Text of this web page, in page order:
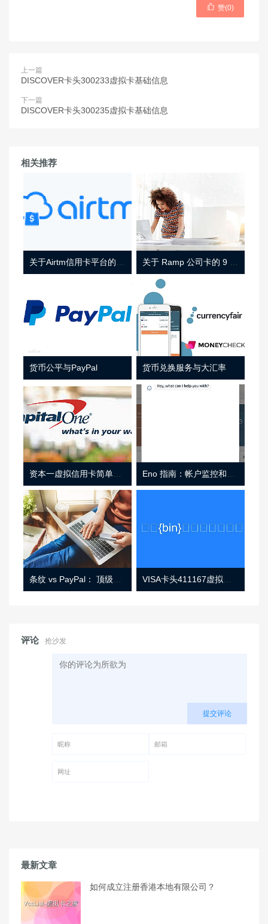
 赞(0)
上一篇
DISCOVER卡头300233虚拟卡基础信息
下一篇
DISCOVER卡头300235虚拟卡基础信息
相关推荐
货币公平与PayPal 货币兑换服务与大汇率
资本一虚拟信用卡简单介绍
条纹 vs PayPal： 顶级功能， 定价 （和更多！ VISA卡头411167虚拟卡基础信息
评论 抢沙发
提交评论
最新文章
如何成立注册香港本地有限公司？